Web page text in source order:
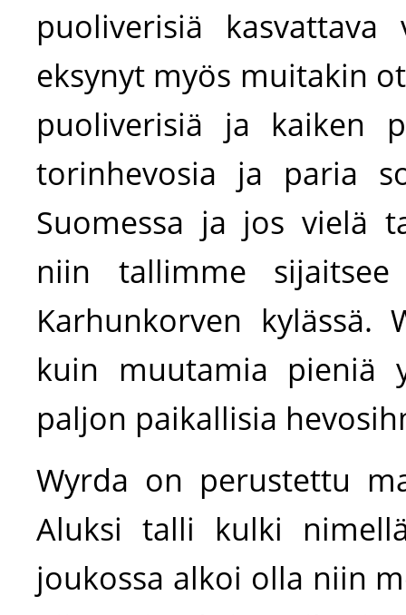
puoliverisiä
eksynyt myös muitakin
puoliverisiä ja kaiken
torinhevosia ja paria
Suomessa ja jos vielä
niin tallimme sijaitsee
Karhunkorven kylässä.
kuin muutamia pieniä
paljon paikallisia
Wyrda on perustettu
Aluksi talli kulki
joukossa alkoi olla niin